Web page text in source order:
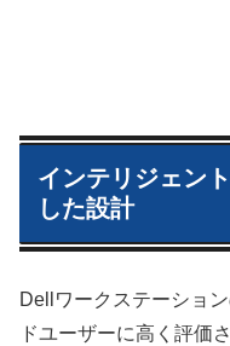
インテリジェン
した設計
Dellワークステーショ
ドユーザーに高く評価